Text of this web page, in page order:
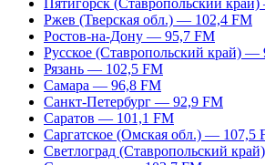
Пятигорск (Ставропольский
Ржев (Тверская обл.) — 102,4 FM
Ростов-на-Дону — 95,7 FM
Русское (Ставропольский край) —
Рязань — 102,5 FM
Самара — 96,8 FM
Санкт-Петербург — 92,9 FM
Саратов — 101,1 FM
Саргатское (Омская обл.) — 107,5
Светлоград (Ставропольский